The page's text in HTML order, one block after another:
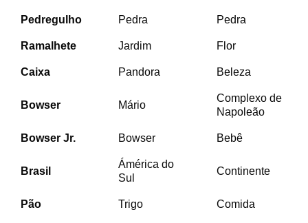
Pedregulho Pedra Pedra
Ramalhete Jardim Flor
Caixa Pandora Beleza
Bowser Mário
Complexo de
Napoleão
Bowser Jr. Bowser Bebê
Brasil
Ámérica do
Sul
Continente
Pão Trigo Comida